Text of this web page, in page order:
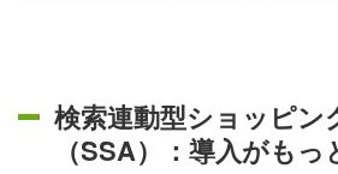
検索連動型ショッピン
（SSA）：導入がもっ